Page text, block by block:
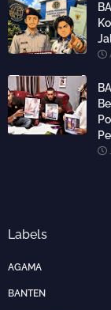
Labels
AGAMA
BANTEN